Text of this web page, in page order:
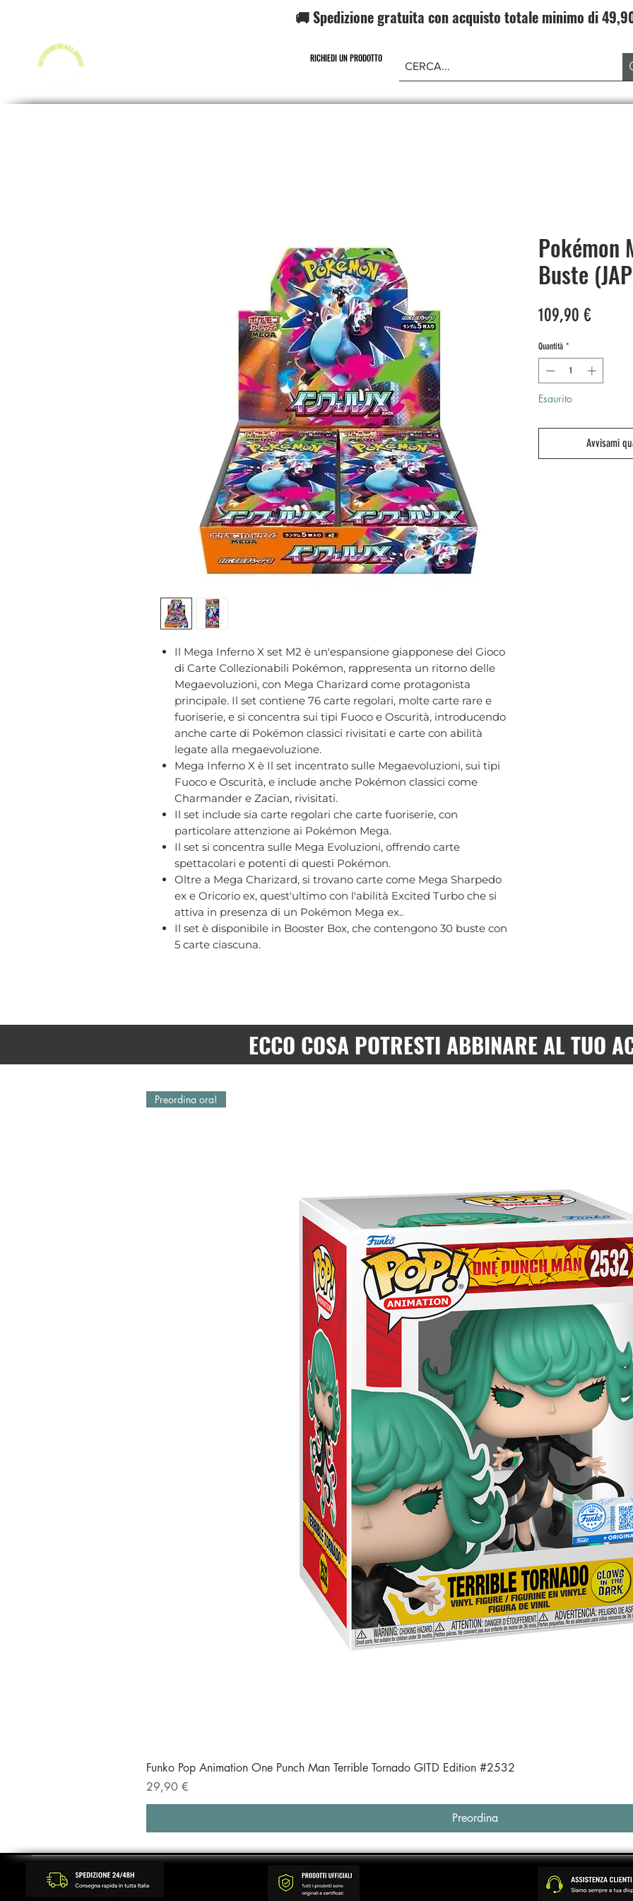
🚚 Spedizione gratuita con acquisto totale minimo di
RICHIEDI UN PRODOTTO
Il Mega Inferno X set M2 è un'espansione giapponese del Gioco
di Carte Collezionabili Pokémon, rappresenta un ritorno delle
Megaevoluzioni, con Mega Charizard come protagonista
principale. Il set contiene 76 carte regolari, molte carte rare e
fuoriserie, e si concentra sui tipi Fuoco e Oscurità, introducendo
anche carte di Pokémon classici rivisitati e carte con abilità
legate alla megaevoluzione.
Mega Inferno X è Il set incentrato sulle Megaevoluzioni, sui tipi
Fuoco e Oscurità, e include anche Pokémon classici come
Charmander e Zacian, rivisitati.
Il set include sia carte regolari che carte fuoriserie, con
particolare attenzione ai Pokémon Mega.
Il set si concentra sulle Mega Evoluzioni, offrendo carte
spettacolari e potenti di questi Pokémon.
Oltre a Mega Charizard, si trovano carte come Mega Sharpedo
ex e Oricorio ex, quest'ultimo con l'abilità Excited Turbo che si
attiva in presenza di un Pokémon Mega ex..
Il set è disponibile in Booster Box, che contengono 30 buste con
5 carte ciascuna.
Pokémon
Buste
109,90 €Prezzo
Quantità *
Esaurito
Avvisami
ECCO COSA POTRESTI ABBINARE AL TUO
Vista rapida
Preordina ora!
Funko Pop Animation One Punch Man Terrible Tornado GITD Edition #2532
Prezzo
29,90 €
Preordina